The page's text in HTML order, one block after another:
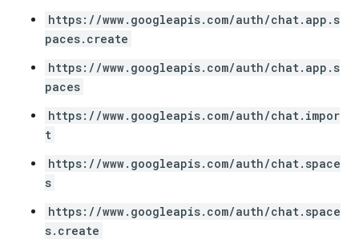
https://www.googleapis.com/auth/chat.app.s
paces.create
https://www.googleapis.com/auth/chat.app.s
paces
https://www.googleapis.com/auth/chat.impor
t
https://www.googleapis.com/auth/chat.space
s
https://www.googleapis.com/auth/chat.space
s.create